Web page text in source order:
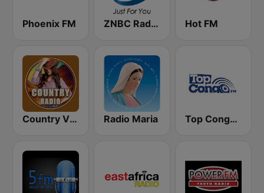
Phoenix FM ZNBC Radio 2 Hot FM
Country Vibes Radio Maria Top Congo FM